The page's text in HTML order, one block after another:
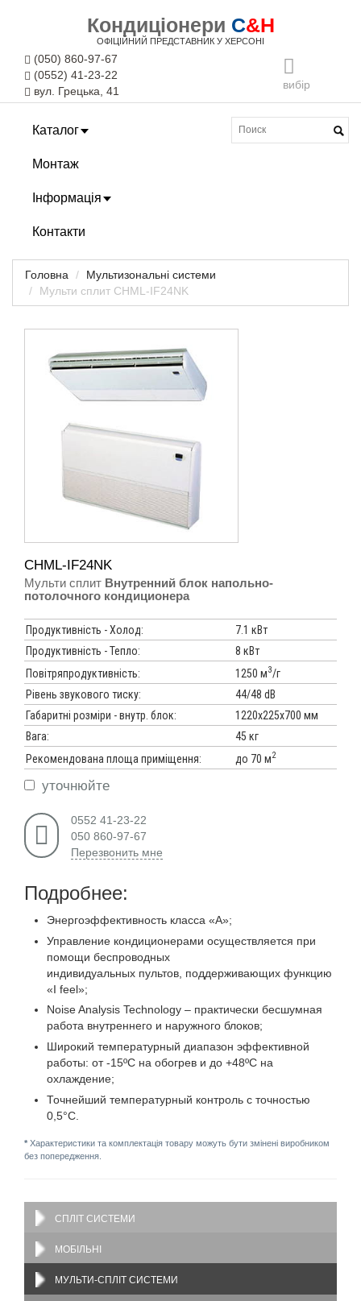
Кондиціонери C&H
ОФІЦІЙНИЙ ПРЕДСТАВНИК У ХЕРСОНІ
вибір
(050) 860-97-67
(0552) 41-23-22
вул. Грецька, 41
Каталог
Монтаж
Інформація
Контакти
Головна
Мультизональні системи
Мульти сплит CHML-IF24NK
CHML-IF24NK
Мульти сплит Внутренний блок напольно-
потолочного кондиционера
Продуктивність - Холод:
7.1 кВт
Продуктивність - Тепло:
8 кВт
Повітряпродуктивність:
1250 м3/г
Рівень звукового тиску:
44/48 dB
Габаритні розміри - внутр. блок:
1220х225х700 мм
Вага:
45 кг
Рекомендована площа приміщення:
до 70 м2
уточнюйте
0552 41-23-22
050 860-97-67
Перезвонить мне
Подробнее:
Энергоэффективность класса «А»;
Управление кондиционерами осуществляется при
помощи беспроводных
индивидуальных пультов, поддерживающих функцию
«I feel»;
Noise Analysis Technology – практически бесшумная
работа внутреннего и наружного блоков;
Широкий температурный диапазон эффективной
работы: от -15ºС на обогрев и до +48ºС на
охлаждение;
Точнейший температурный контроль с точностью
0,5°C.
* Характеристики та комплектація товару можуть бути змінені виробником
без попередження.
СПЛІТ СИСТЕМИ
МОБІЛЬНІ
МУЛЬТИ-СПЛІТ СИСТЕМИ